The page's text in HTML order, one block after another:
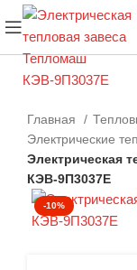
Главная
Электрические
Электрическая
КЭВ-9П3037Е
-10%